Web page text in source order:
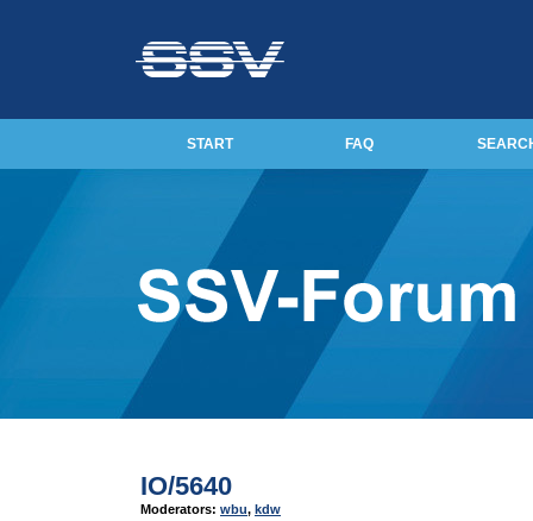
START FAQ
IO/5640
Moderators: wbu, kdw